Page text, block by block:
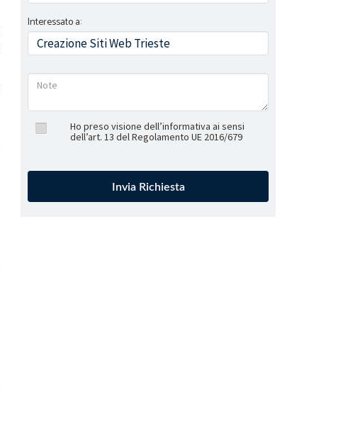
Interessato a:
Ho preso visione dell’informativa ai sensi
dell’art. 13 del Regolamento UE 2016/679